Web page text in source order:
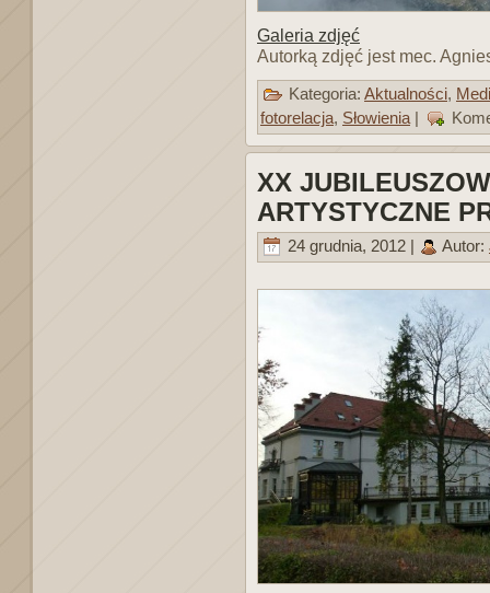
Galeria zdjęć
Autorką zdjęć jest mec.
Kategoria: Aktualności,
fotorelacja, Słowienia |
XX
ARTYSTYCZNE
24 grudnia, 2012 | Autor: